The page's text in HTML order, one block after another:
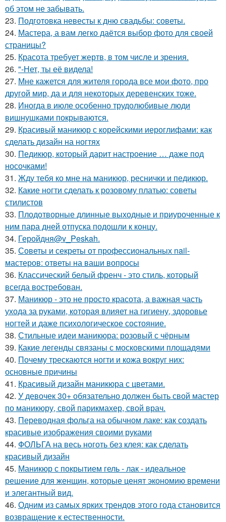
об этом не забывать.
23. Подготовка невесты к дню свадьбы: советы.
24. Мастера, а вам легко даётся выбор фото для своей
страницы?
25. Красота требует жертв, в том числе и зрения.
26. "-Нет, ты её видела!
27. Мне кажется для жителя города все мои фото, про
другой мир, да и для некоторых деревенских тоже.
28. Иногда в июле особенно трудолюбивые люди
вишнушками покрываются.
29. Красивый маникюр с корейскими иероглифами: как
сделать дизайн на ногтях
30. Педикюр, который дарит настроение … даже под
носочками!
31. Жду тебя ко мне на маникюр, реснички и педикюр.
32. Какие ногти сделать к розовому платью: советы
стилистов
33. Плодотворные длинные выходные и приуроченные к
ним пара дней отпуска подошли к концу.
34. Геройдня@v_Peskah.
35. Советы и секреты от профессиональных nail-
мастеров: ответы на ваши вопросы
36. Классический белый френч - это стиль, который
всегда востребован.
37. Маникюр - это не просто красота, а важная часть
ухода за руками, которая влияет на гигиену, здоровье
ногтей и даже психологическое состояние.
38. Стильные идеи маникюра: розовый с чёрным
39. Какие легенды связаны с московскими площадями
40. Почему трескаются ногти и кожа вокруг них:
основные причины
41. Красивый дизайн маникюра с цветами.
42. У девочек 30+ обязательно должен быть свой мастер
по маникюру, свой парикмахер, свой врач.
43. Переводная фольга на обычном лаке: как создать
красивые изображения своими руками
44. ФОЛЬГА на весь ноготь без клея: как сделать
красивый дизайн
45. Маникюр с покрытием гель - лак - идеальное
решение для женщин, которые ценят экономию времени
и элегантный вид.
46. Одним из самых ярких трендов этого года становится
возвращение к естественности.